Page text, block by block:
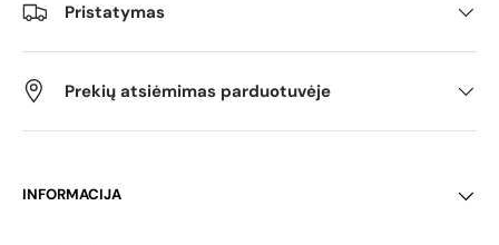
Pristatymas
Prekių atsiėmimas parduotuvėje
INFORMACIJA